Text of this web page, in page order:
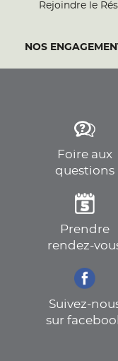
Rejoindre le
NOS
Foire aux
questions
Prendre
rendez-
Suivez-
sur